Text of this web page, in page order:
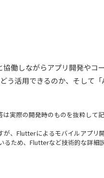
協働しながらアプリ開発やコ
う活用できるのか、そして
実際の開発時のものを抜粋して
、Flutterによるモバイルアプリ開
ため、Flutterなど技術的な詳細